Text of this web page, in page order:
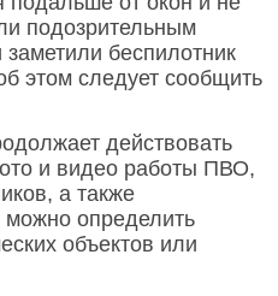
подозрительным
беспилотник
этом следует сообщить
действовать
и видео работы ПВО,
а также
определить
объектов или